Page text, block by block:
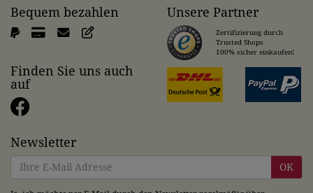
Bequem bezahlen
Finden Sie uns auch
auf
Unsere Partner
Zertifizierung durch
Trusted Shops
100% sicher einkaufen!
Newsletter
OK